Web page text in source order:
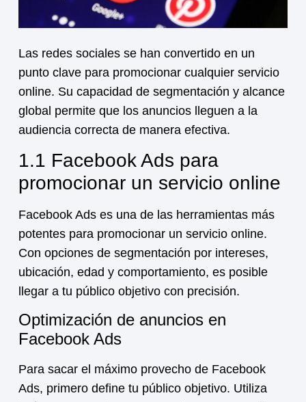
Las redes sociales se han convertido en un
punto clave para promocionar cualquier servicio
online. Su capacidad de segmentación y alcance
global permite que los anuncios lleguen a la
audiencia correcta de manera efectiva.
1.1 Facebook Ads para
promocionar un servicio online
Facebook Ads es una de las herramientas más
potentes para promocionar un servicio online.
Con opciones de segmentación por intereses,
ubicación, edad y comportamiento, es posible
llegar a tu público objetivo con precisión.
Optimización de anuncios en
Facebook Ads
Para sacar el máximo provecho de Facebook
Ads, primero define tu público objetivo. Utiliza